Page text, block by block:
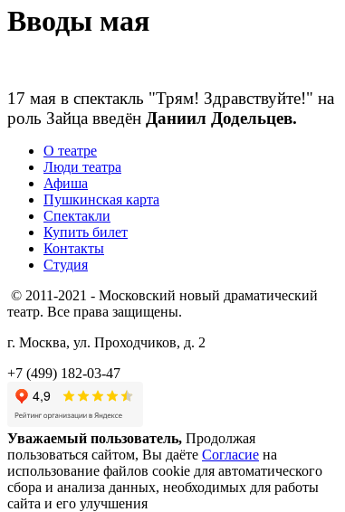
Вводы мая
17 мая в спектакль "Трям! Здравствуйте!" на
роль Зайца введён Даниил Додельцев.
О театре
Люди театра
Афиша
Пушкинская карта
Спектакли
Купить билет
Контакты
Студия
© 2011-2021 - Московский новый драматический
театр. Все права защищены.
г. Москва, ул. Проходчиков, д. 2
+7 (499) 182-03-47
Уважаемый пользователь, Продолжая
пользоваться сайтом, Вы даёте Согласие на
использование файлов cookie для автоматического
сбора и анализа данных, необходимых для работы
сайта и его улучшения